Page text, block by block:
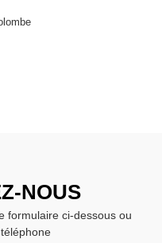
NOUS
formulaire ci-dessous ou